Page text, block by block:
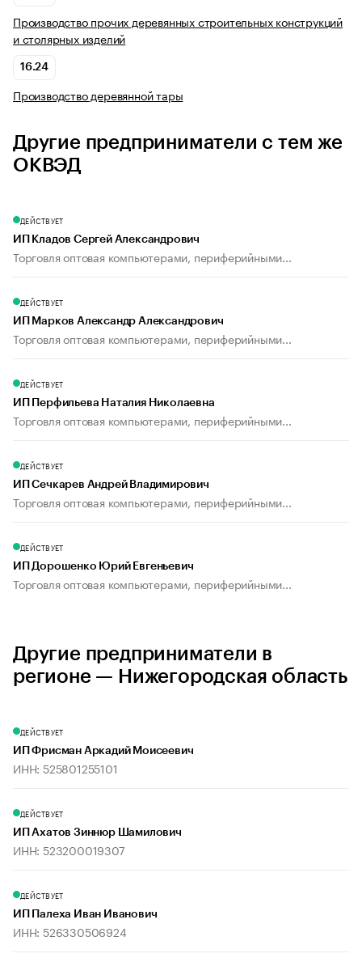
Производство прочих деревянных строительных конструкций
и столярных изделий
16.24
Производство деревянной тары
Другие предприниматели с тем же
ОКВЭД
ДЕЙСТВУЕТ
ИП Кладов Сергей Александрович
Торговля оптовая компьютерами, периферийными...
ДЕЙСТВУЕТ
ИП Марков Александр Александрович
Торговля оптовая компьютерами, периферийными...
ДЕЙСТВУЕТ
ИП Перфильева Наталия Николаевна
Торговля оптовая компьютерами, периферийными...
ДЕЙСТВУЕТ
ИП Сечкарев Андрей Владимирович
Торговля оптовая компьютерами, периферийными...
ДЕЙСТВУЕТ
ИП Дорошенко Юрий Евгеньевич
Торговля оптовая компьютерами, периферийными...
Другие предприниматели в
регионе — Нижегородская область
ДЕЙСТВУЕТ
ИП Фрисман Аркадий Моисеевич
ИНН: 525801255101
ДЕЙСТВУЕТ
ИП Ахатов Зиннюр Шамилович
ИНН: 523200019307
ДЕЙСТВУЕТ
ИП Палеха Иван Иванович
ИНН: 526330506924